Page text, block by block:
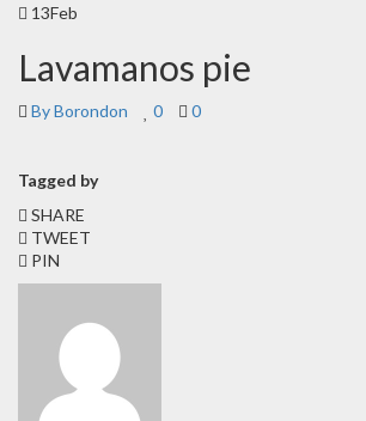
13Feb
Lavamanos pie
By Borondon 0 0
Tagged by
SHARE
TWEET
PIN